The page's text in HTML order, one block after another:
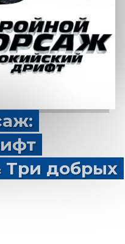
Три добрых